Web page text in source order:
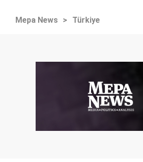
Mepa News > Türkiye